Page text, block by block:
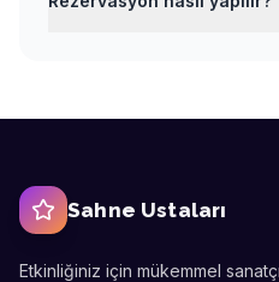
Sahne Ustaları
Etkinliğiniz için mükemmel